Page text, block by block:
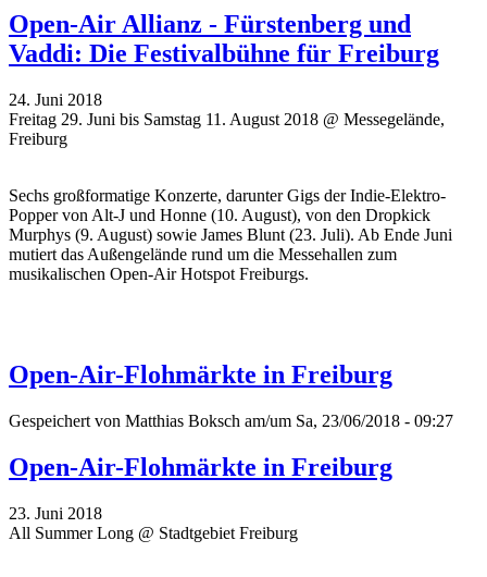
Open-Air Allianz - Fürstenberg und
Vaddi: Die Festivalbühne für Freiburg
24. Juni 2018
Freitag 29. Juni bis Samstag 11. August 2018 @ Messegelände,
Freiburg
Sechs großformatige Konzerte, darunter Gigs der Indie-Elektro-
Popper von Alt-J und Honne (10. August), von den Dropkick
Murphys (9. August) sowie James Blunt (23. Juli). Ab Ende Juni
mutiert das Außengelände rund um die Messehallen zum
musikalischen Open-Air Hotspot Freiburgs.
Open-Air-Flohmärkte in Freiburg
Gespeichert von Matthias Boksch am/um Sa, 23/06/2018 - 09:27
Open-Air-Flohmärkte in Freiburg
23. Juni 2018
All Summer Long @ Stadtgebiet Freiburg